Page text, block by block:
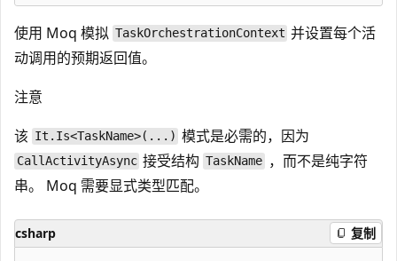
使用 Moq 模拟 TaskOrchestrationContext 并设置每个活
动调用的预期返回值。
注意
该 It.Is<TaskName>(...) 模式是必需的，因为
CallActivityAsync 接受结构 TaskName ，而不是纯字符
串。 Moq 需要显式类型匹配。
csharp 复制